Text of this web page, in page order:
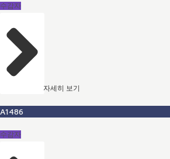
수감자
자세히 보기
A1486
수감자